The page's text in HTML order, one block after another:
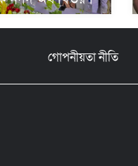
গোপনীয়তা নীতি